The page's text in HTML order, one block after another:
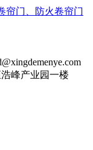
帘门、防火卷帘门
峰产业园一楼